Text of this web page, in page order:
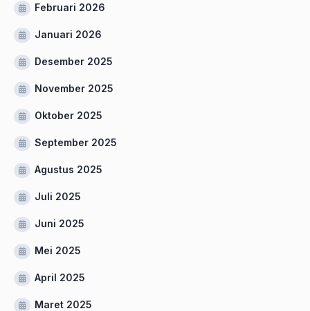
Februari 2026
Januari 2026
Desember 2025
November 2025
Oktober 2025
September 2025
Agustus 2025
Juli 2025
Juni 2025
Mei 2025
April 2025
Maret 2025